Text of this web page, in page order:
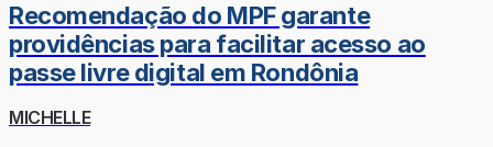
Recomendação do MPF garante
providências para facilitar acesso ao
passe livre digital em Rondônia
MICHELLE